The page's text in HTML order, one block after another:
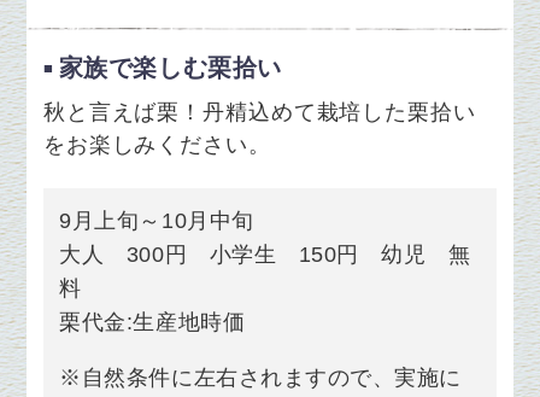
家族で楽しむ栗拾い
秋と言えば栗！丹精込めて栽培した栗拾い
をお楽しみください。
9月上旬～10月中旬
大人 300円 小学生 150円 幼児 無
料
栗代金:生産地時価
※ 自然条件に左右されますので、実施に